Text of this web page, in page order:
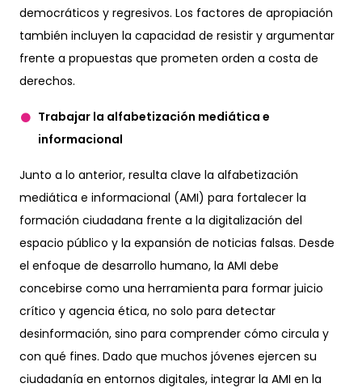
democráticos y regresivos. Los factores de apropiación
también incluyen la capacidad de resistir y argumentar
frente a propuestas que prometen orden a costa de
derechos.
Trabajar la alfabetización mediática e
informacional
Junto a lo anterior, resulta clave la alfabetización
mediática e informacional (AMI) para fortalecer la
formación ciudadana frente a la digitalización del
espacio público y la expansión de noticias falsas. Desde
el enfoque de desarrollo humano, la AMI debe
concebirse como una herramienta para formar juicio
crítico y agencia ética, no solo para detectar
desinformación, sino para comprender cómo circula y
con qué fines. Dado que muchos jóvenes ejercen su
ciudadanía en entornos digitales, integrar la AMI en la